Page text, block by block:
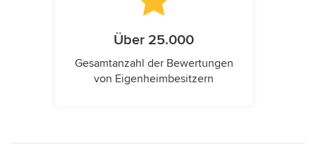
Über 25.000
Gesamtanzahl der Bewertungen
von Eigenheimbesitzern